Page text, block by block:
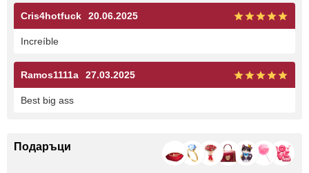
Cris4hotfuck 20.06.2025
Increíble
Ramos1111a 27.03.2025
Best big ass
Подаръци